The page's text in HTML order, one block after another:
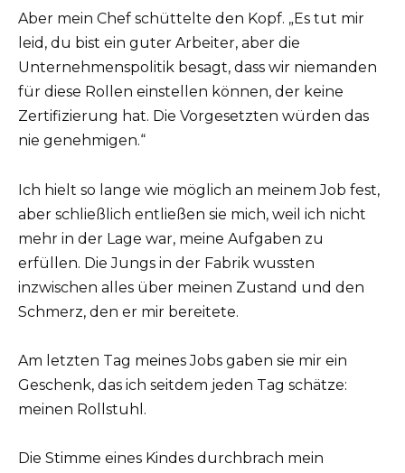
Aber mein Chef schüttelte den Kopf. „Es tut mir
leid, du bist ein guter Arbeiter, aber die
Unternehmenspolitik besagt, dass wir niemanden
für diese Rollen einstellen können, der keine
Zertifizierung hat. Die Vorgesetzten würden das
nie genehmigen.“
Ich hielt so lange wie möglich an meinem Job fest,
aber schließlich entließen sie mich, weil ich nicht
mehr in der Lage war, meine Aufgaben zu
erfüllen. Die Jungs in der Fabrik wussten
inzwischen alles über meinen Zustand und den
Schmerz, den er mir bereitete.
Am letzten Tag meines Jobs gaben sie mir ein
Geschenk, das ich seitdem jeden Tag schätze:
meinen Rollstuhl.
Die Stimme eines Kindes durchbrach mein